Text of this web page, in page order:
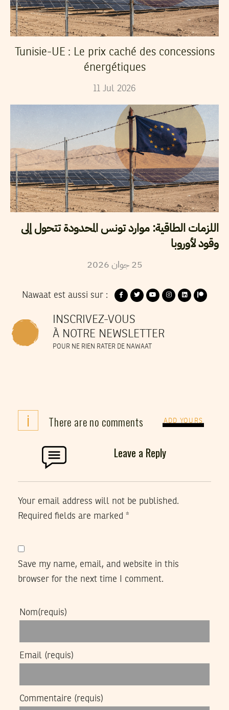
Tunisie-UE : Le prix caché des concessions
énergétiques
11 Jul 2026
اللزمات الطاقية: موارد تونس المحدودة تتحول إلى
وقود لأوروبا
25 جوان2026
Nawaat est aussi sur :
INSCRIVEZ-VOUS
À NOTRE NEWSLETTER
POUR NE RIEN RATER DE NAWAAT
i There are no comments ADD YOURS
Leave a Reply
Your email address will not be published.
Required fields are marked *
Save my name, email, and website in this
browser for the next time I comment.
Nom(requis)
Email (requis)
Commentaire (requis)